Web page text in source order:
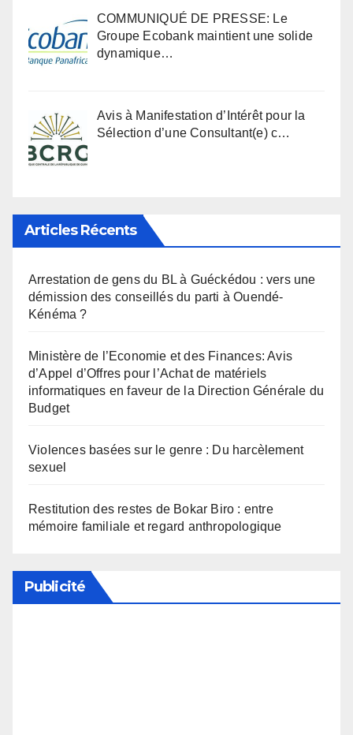
COMMUNIQUÉ DE PRESSE: Le
Groupe Ecobank maintient une solide
dynamique…
Avis à Manifestation d’Intérêt pour la
Sélection d’une Consultant(e) c…
Articles Récents
Arrestation de gens du BL à Guéckédou : vers une
démission des conseillés du parti à Ouendé-
Kénéma ?
Ministère de l’Economie et des Finances: Avis
d’Appel d’Offres pour l’Achat de matériels
informatiques en faveur de la Direction Générale du
Budget
Violences basées sur le genre : Du harcèlement
sexuel
Restitution des restes de Bokar Biro : entre
mémoire familiale et regard anthropologique
Publicité